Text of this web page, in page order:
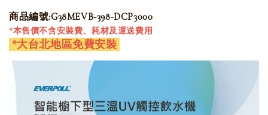
商品編號:G38MEVB-398-DCP3000
*本售價不含安裝費、耗材及運送費用
*大台北地區免費安裝